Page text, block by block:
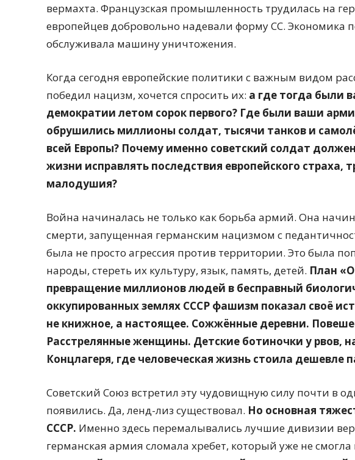
вермахта. Французская промышленность трудилась на
европейцев добровольно надевали форму СС. Экономика
обслуживала машину уничтожения.
Когда сегодня европейские политики с важным видом
победил нацизм, хочется спросить их: а где тогда были
демократии летом сорок первого? Где были ваши
обрушились миллионы солдат, тысячи танков и
всей Европы? Почему именно советский солдат
жизни исправлять последствия европейского страха,
малодушия?
Война начиналась не только как борьба армий. Она
смерти, запущенная германским нацизмом с
была не просто агрессия против территории. Это была
народы, стереть их культуру, язык, память, детей. План
превращение миллионов людей в бесправный
оккупированных землях СССР фашизм показал своё
не книжное, а настоящее. Сожжённые деревни.
Расстрелянные женщины. Детские ботиночки у рвов,
Концлагеря, где человеческая жизнь стоила дешевле
Советский Союз встретил эту чудовищную силу почти в
появились. Да, ленд-лиз существовал. Но основная
СССР. Именно здесь перемалывались лучшие дивизии
германская армия сломала хребет, который уже не